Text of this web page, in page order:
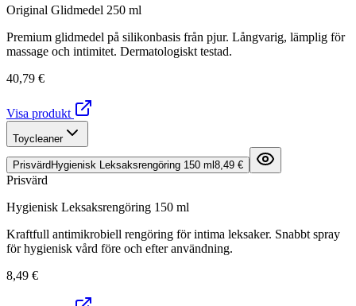
Original Glidmedel 250 ml
Premium glidmedel på silikonbasis från pjur. Långvarig, lämplig för
massage och intimitet. Dermatologiskt testad.
40,79 €
Visa produkt
Toycleaner
Prisvärd Hygienisk Leksaksrengöring 150 ml 8,49 €
Prisvärd
Hygienisk Leksaksrengöring 150 ml
Kraftfull antimikrobiell rengöring för intima leksaker. Snabbt spray
för hygienisk vård före och efter användning.
8,49 €